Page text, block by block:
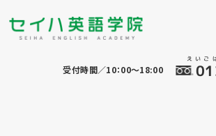
えいご
受付時間／10：00～18:00